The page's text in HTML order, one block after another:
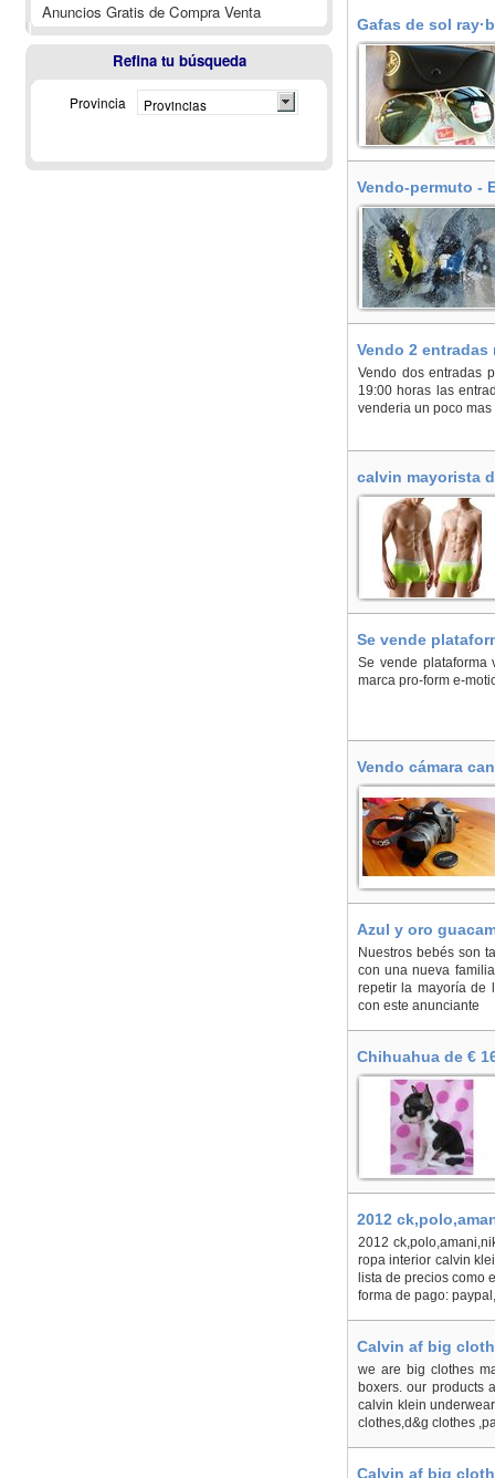
Gafas de sol
Vendo-permuto -
Vendo 2 entradas
Vendo dos entradas
19:00 horas las
venderia un poco
calvin mayorista
Se vende
Se vende plataforma
marca pro-form e-
Vendo cámara
Azul y oro
Nuestros bebés son
con una nueva
repetir la mayoría de
con este anunciante
Chihuahua de €
2012
2012
ropa interior calvin
lista de precios como
forma de pago:
Calvin af big
we are big clothes
boxers. our products
calvin klein
clothes,d&g clothes
Calvin af big
Anuncios Gratis de Compra Venta
Refina tu búsqueda
Provincia Provincias